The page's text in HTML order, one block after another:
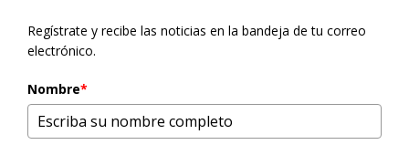
Regístrate y recibe las noticias en la bandeja de tu correo
electrónico.
Nombre*